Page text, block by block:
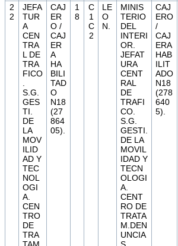
2
2
JEFA
TUR
A
CEN
TRA
L DE
TRA
FICO
S.G.
GES
TI.
DE
LA
MOV
ILID
AD Y
TEC
NOL
OGI
A.
CEN
TRO
DE
TRA
TAM.
CAJ
ER
O /
CAJ
ER
A
HA
BILI
TAD
O
N18
(27
864
05).
1
8
C
1
C
2
LE
O
N.
MINIS
TERIO
DEL
INTERI
OR.
JEFAT
URA
CENT
RAL
DE
TRAFI
CO.
S.G.
GESTI.
DE LA
MOVIL
IDAD Y
TECN
OLOGI
A.
CENT
RO DE
TRATA
M.DEN
UNCIA
S
CAJ
ERO
/
CAJ
ERA
HAB
ILIT
ADO
N18
(278
640
5).